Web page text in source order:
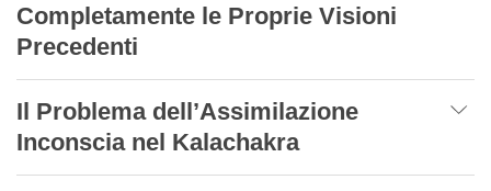
Completamente le Proprie Visioni
Precedenti
Il Problema dell’Assimilazione
Inconscia nel Kalachakra